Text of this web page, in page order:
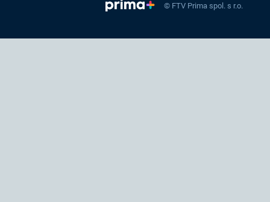
© FTV Prima spol. s r.o.